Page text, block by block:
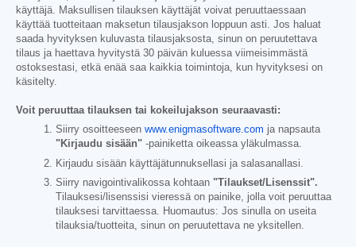
käyttäjä. Maksullisen tilauksen käyttäjät voivat peruuttaessaan
käyttää tuotteitaan maksetun tilausjakson loppuun asti. Jos haluat
saada hyvityksen kuluvasta tilausjaksosta, sinun on peruutettava
tilaus ja haettava hyvitystä 30 päivän kuluessa viimeisimmästä
ostoksestasi, etkä enää saa kaikkia toimintoja, kun hyvityksesi on
käsitelty.
Voit peruuttaa tilauksen tai kokeilujakson seuraavasti:
Siirry osoitteeseen www.enigmasoftware.com ja napsauta
"Kirjaudu sisään" -painiketta oikeassa yläkulmassa.
Kirjaudu sisään käyttäjätunnuksellasi ja salasanallasi.
Siirry navigointivalikossa kohtaan "Tilaukset/Lisenssit".
Tilauksesi/lisenssisi vieressä on painike, jolla voit peruuttaa
tilauksesi tarvittaessa. Huomautus: Jos sinulla on useita
tilauksia/tuotteita, sinun on peruutettava ne yksitellen.